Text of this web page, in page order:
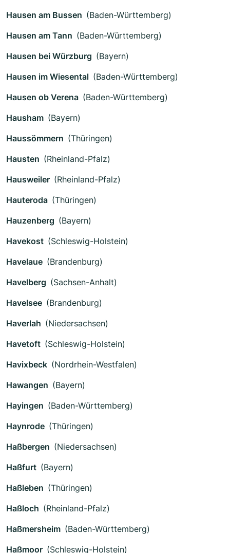
Hausen am Bussen (Baden-Württemberg)
Hausen am Tann (Baden-Württemberg)
Hausen bei Würzburg (Bayern)
Hausen im Wiesental (Baden-Württemberg)
Hausen ob Verena (Baden-Württemberg)
Hausham (Bayern)
Haussömmern (Thüringen)
Hausten (Rheinland-Pfalz)
Hausweiler (Rheinland-Pfalz)
Hauteroda (Thüringen)
Hauzenberg (Bayern)
Havekost (Schleswig-Holstein)
Havelaue (Brandenburg)
Havelberg (Sachsen-Anhalt)
Havelsee (Brandenburg)
Haverlah (Niedersachsen)
Havetoft (Schleswig-Holstein)
Havixbeck (Nordrhein-Westfalen)
Hawangen (Bayern)
Hayingen (Baden-Württemberg)
Haynrode (Thüringen)
Haßbergen (Niedersachsen)
Haßfurt (Bayern)
Haßleben (Thüringen)
Haßloch (Rheinland-Pfalz)
Haßmersheim (Baden-Württemberg)
Haßmoor (Schleswig-Holstein)